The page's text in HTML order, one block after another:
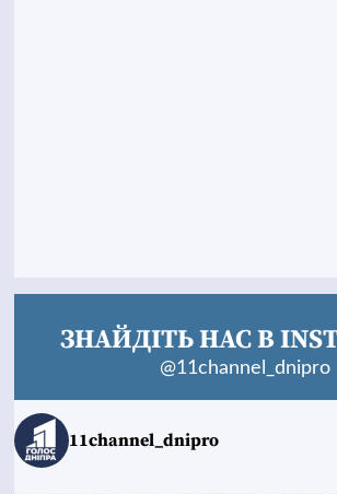
ЗНАЙДІТЬ НАС В
@11channel_dnipro
11channel_dnipro